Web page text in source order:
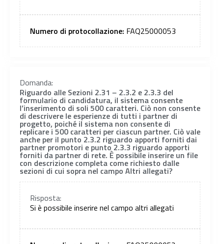
Numero di protocollazione: FAQ25000053
Domanda:
Riguardo alle Sezioni 2.31 – 2.3.2 e 2.3.3 del
formulario di candidatura, il sistema consente
l’inserimento di soli 500 caratteri. Ciò non consente
di descrivere le esperienze di tutti i partner di
progetto, poiché il sistema non consente di
replicare i 500 caratteri per ciascun partner. Ciò vale
anche per il punto 2.3.2 riguardo apporti forniti dai
partner promotori e punto 2.3.3 riguardo apporti
forniti da partner di rete. È possibile inserire un file
con descrizione completa come richiesto dalle
sezioni di cui sopra nel campo Altri allegati?
Risposta:
Si è possibile inserire nel campo altri allegati